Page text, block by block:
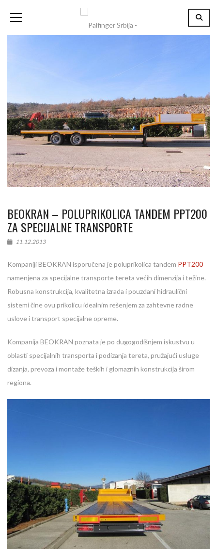
BEOKRAN – POLUPRIKOLICA TANDEM PPT200
ZA SPECIJALNE TRANSPORTE
11.12.2013
Kompaniji BEOKRAN isporučena je poluprikolica tandem PPT200
namenjena za specijalne transporte tereta većih dimenzija i težine.
Robusna konstrukcija, kvalitetna izrada i pouzdani hidraulični
sistemi čine ovu prikolicu idealnim rešenjem za zahtevne radne
uslove i transport specijalne opreme.
Kompanija BEOKRAN poznata je po dugogodišnjem iskustvu u
oblasti specijalnih transporta i podizanja tereta, pružajući usluge
dizanja, prevoza i montaže teških i glomaznih konstrukcija širom
regiona.